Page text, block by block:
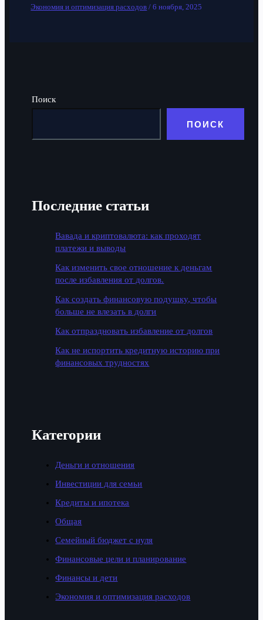
Экономия и оптимизация расходов /6 ноября, 2025
Поиск
ПОИСК
Последние статьи
Вавада и криптовалюта: как проходят
платежи и выводы
Как изменить свое отношение к деньгам
после избавления от долгов.
Как создать финансовую подушку, чтобы
больше не влезать в долги
Как отпраздновать избавление от долгов
Как не испортить кредитную историю при
финансовых трудностях
Категории
Деньги и отношения
Инвестиции для семьи
Кредиты и ипотека
Общая
Семейный бюджет с нуля
Финансовые цели и планирование
Финансы и дети
Экономия и оптимизация расходов